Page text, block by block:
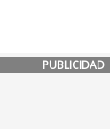
PUBLICIDAD